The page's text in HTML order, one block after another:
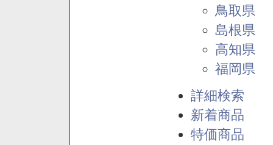
鳥取県
島根県
高知県
福岡県
詳細検索
新着商品
特価商品